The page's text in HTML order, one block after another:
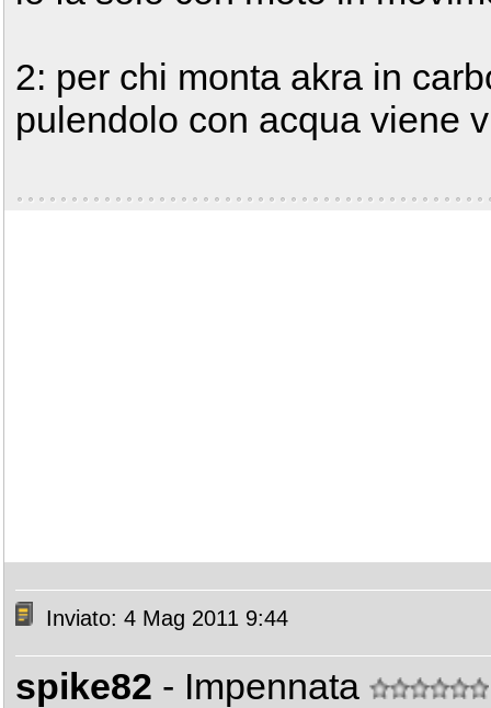
2: per chi monta akra in
pulendolo con acqua viene
Inviato: 4 Mag 2011 9:44
spike82 - Impennata